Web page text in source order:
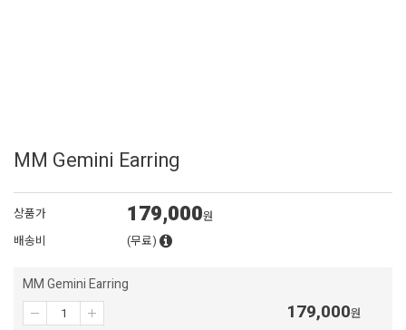
MM Gemini Earring
상품가 179,000원
배송비
(무료)
MM Gemini Earring
179,000원